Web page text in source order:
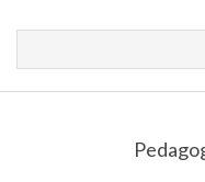
Navigation
Menu